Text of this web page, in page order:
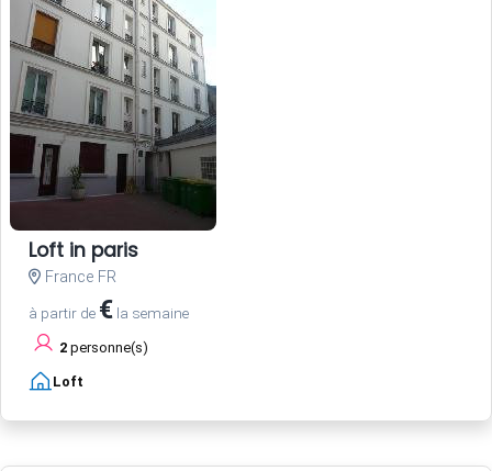
Loft in paris
France FR
à partir de € la semaine
2 personne(s)
Loft